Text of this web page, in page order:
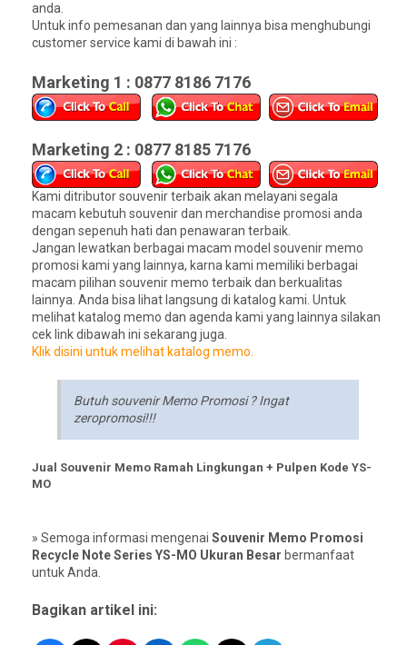
anda.
Untuk info pemesanan dan yang lainnya bisa menghubungi
customer service kami di bawah ini :
Marketing 1 : 0877 8186 7176
Marketing 2 : 0877 8185 7176
Kami ditributor souvenir terbaik akan melayani segala
macam kebutuh souvenir dan merchandise promosi anda
dengan sepenuh hati dan penawaran terbaik.
Jangan lewatkan berbagai macam model souvenir memo
promosi kami yang lainnya, karna kami memiliki berbagai
macam pilihan souvenir memo terbaik dan berkualitas
lainnya. Anda bisa lihat langsung di katalog kami. Untuk
melihat katalog memo dan agenda kami yang lainnya silakan
cek link dibawah ini sekarang juga.
Klik disini untuk melihat katalog memo.
Butuh souvenir Memo Promosi ? Ingat
zeropromosi!!!
Jual Souvenir Memo Ramah Lingkungan + Pulpen Kode YS-
MO
» Semoga informasi mengenai Souvenir Memo Promosi
Recycle Note Series YS-MO Ukuran Besar bermanfaat
untuk Anda.
Bagikan artikel ini: